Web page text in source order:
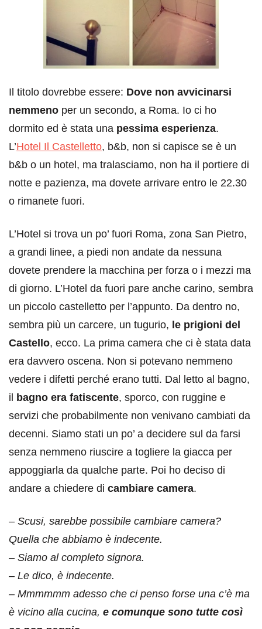
Il titolo dovrebbe essere: Dove non avvicinarsi
nemmeno per un secondo, a Roma. Io ci ho
dormito ed è stata una pessima esperienza.
L’Hotel Il Castelletto, b&b, non si capisce se è un
b&b o un hotel, ma tralasciamo, non ha il portiere di
notte e pazienza, ma dovete arrivare entro le 22.30
o rimanete fuori.
L’Hotel si trova un po’ fuori Roma, zona San Pietro,
a grandi linee, a piedi non andate da nessuna
dovete prendere la macchina per forza o i mezzi ma
di giorno. L’Hotel da fuori pare anche carino, sembra
un piccolo castelletto per l’appunto. Da dentro no,
sembra più un carcere, un tugurio, le prigioni del
Castello, ecco. La prima camera che ci è stata data
era davvero oscena. Non si potevano nemmeno
vedere i difetti perché erano tutti. Dal letto al bagno,
il
bagno era fatiscente, sporco, con ruggine e
servizi che probabilmente non venivano cambiati da
decenni. Siamo stati un po’ a decidere sul da farsi
senza nemmeno riuscire a togliere la giacca per
appoggiarla da qualche parte. Poi ho deciso di
andare a chiedere di cambiare camera.
– Scusi, sarebbe possibile cambiare camera?
Quella che abbiamo è indecente.
– Siamo al completo signora.
– Le dico, è indecente.
– Mmmmmm adesso che ci penso forse una c’è ma
è vicino alla cucina, e comunque sono tutte così